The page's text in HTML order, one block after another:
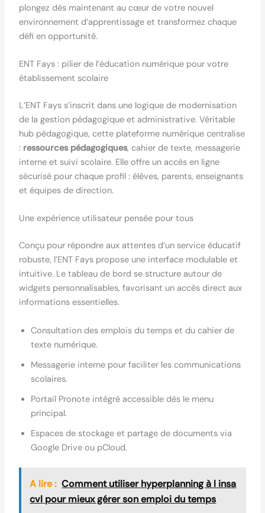
plongez dès maintenant au cœur de votre nouvel
environnement d’apprentissage et transformez chaque
défi en opportunité.
ENT Fays : pilier de l’éducation numérique pour votre
établissement scolaire
L’ENT Fays s’inscrit dans une logique de modernisation
de la gestion pédagogique et administrative. Véritable
hub pédagogique, cette plateforme numérique centralise
: ressources pédagogiques, cahier de texte, messagerie
interne et suivi scolaire. Elle offre un accès en ligne
sécurisé pour chaque profil : élèves, parents, enseignants
et équipes de direction.
Une expérience utilisateur pensée pour tous
Conçu pour répondre aux attentes d’un service éducatif
robuste, l’ENT Fays propose une interface modulable et
intuitive. Le tableau de bord se structure autour de
widgets personnalisables, favorisant un accès direct aux
informations essentielles.
Consultation des emplois du temps et du cahier de
texte numérique.
Messagerie interne pour faciliter les communications
scolaires.
Portail Pronote intégré accessible dès le menu
principal.
Espaces de stockage et partage de documents via
Google Drive ou pCloud.
A lire : Comment utiliser hyperplanning à l insa
cvl pour mieux gérer son emploi du temps